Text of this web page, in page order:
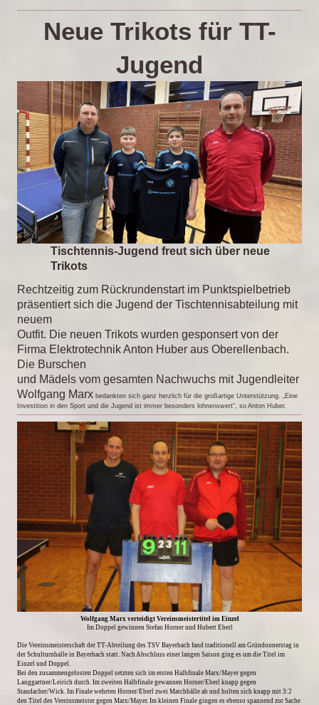
Neue Trikots für TT-
Jugend
Tischtennis-Jugend freut sich über neue
Trikots
Rechtzeitig zum Rückrundenstart im Punktspielbetrieb
präsentiert sich die Jugend der Tischtennisabteilung mit
neuem
Outfit. Die neuen Trikots wurden gesponsert von der
Firma Elektrotechnik Anton Huber aus Oberellenbach.
Die Burschen
und Mädels vom gesamten Nachwuchs mit Jugendleiter
Wolfgang Marx bedankten sich ganz herzlich für die großartige Unterstützung. „Eine
Investition in den Sport und die Jugend ist immer besonders lohnenswert“, so Anton Huber.
Wolfgang Marx verteidigt Vereinsmeistertitel im Einzel
Im Doppel gewinnen Stefan Horner und Hubert Eberl
Die Vereinsmeisterschaft der TT-Abteilung des TSV Bayerbach fand traditionell am Gründonnerstag in
der Schulturnhalle in Bayerbach statt. Nach Abschluss einer langen Saison ging es um die Titel im
Einzel und Doppel.
Bei den zusammengelosten Doppel setzten sich im ersten Halbfinale Marx/Mayer gegen
Langgartner/Leirich durch. Im zweiten Halbfinale gewannen Horner/Eberl knapp gegen
Staudacher/Wick. Im Finale wehrten Horner/Eberl zwei Matchbälle ab und holten sich knapp mit 3:2
den Titel des Vereinsmeister gegen Marx/Mayer. Im kleinen Finale gingen es ebenso spannend zur Sache